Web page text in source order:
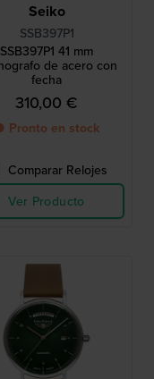
Seiko
SSB397P1
SSB397P1 41 mm
de acero con
fecha
310,00 €
Pronto en stock
Comparar Relojes
Ver Producto